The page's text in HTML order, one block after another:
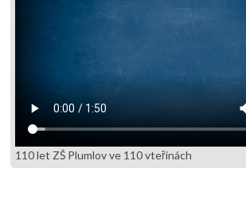
110 let ZŠ Plumlov ve 110 vteřinách